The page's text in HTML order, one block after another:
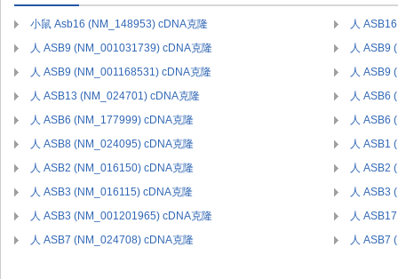
小鼠 Asb16 (NM_148953) cDNA克隆
人
人 ASB9 (NM_001031739) cDNA克隆
人 ASB9
人 ASB9 (NM_001168531) cDNA克隆
人 ASB9
人 ASB13 (NM_024701) cDNA克隆
人 ASB6
人 ASB6 (NM_177999) cDNA克隆
人 ASB6
人 ASB8 (NM_024095) cDNA克隆
人 ASB1
人 ASB2 (NM_016150) cDNA克隆
人 ASB2
人 ASB3 (NM_016115) cDNA克隆
人 ASB3
人 ASB3 (NM_001201965) cDNA克隆
人
人 ASB7 (NM_024708) cDNA克隆
人 ASB7